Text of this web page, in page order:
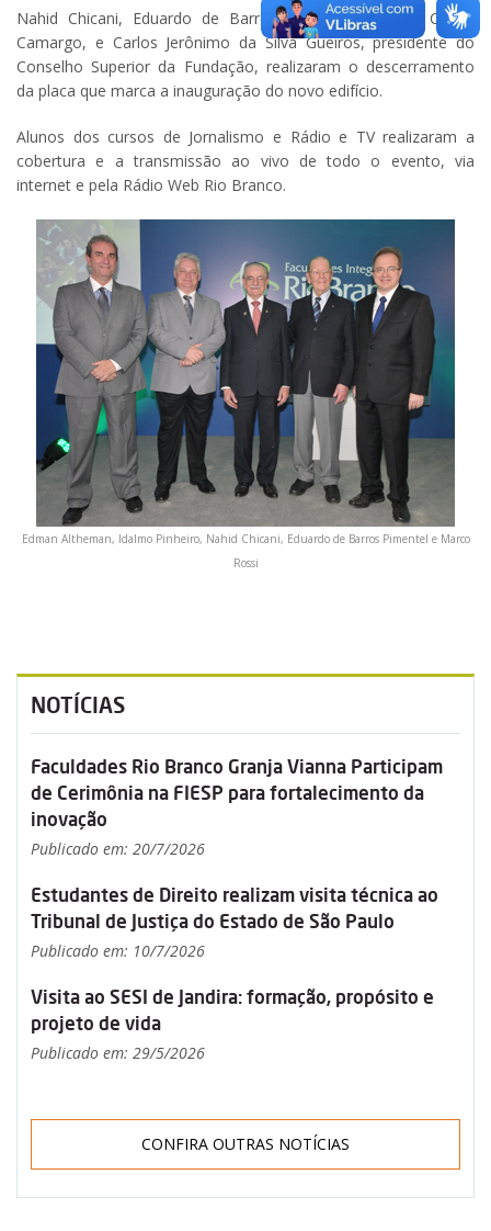
Nahid Chicani, Eduardo de Barros Pimentel, Antonio Carlos
Camargo, e Carlos Jerônimo da Silva Gueiros, presidente do
Conselho Superior da Fundação, realizaram o descerramento
da placa que marca a inauguração do novo edifício.
Alunos dos cursos de Jornalismo e Rádio e TV realizaram a
cobertura e a transmissão ao vivo de todo o evento, via
internet e pela Rádio Web Rio Branco.
Edman Altheman, Idalmo Pinheiro, Nahid Chicani, Eduardo de Barros Pimentel e Marco
Rossi
NOTÍCIAS
Faculdades Rio Branco Granja Vianna Participam
de Cerimônia na FIESP para fortalecimento da
inovação
Publicado em: 20/7/2026
Estudantes de Direito realizam visita técnica ao
Tribunal de Justiça do Estado de São Paulo
Publicado em: 10/7/2026
Visita ao SESI de Jandira: formação, propósito e
projeto de vida
Publicado em: 29/5/2026
CONFIRA OUTRAS NOTÍCIAS